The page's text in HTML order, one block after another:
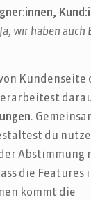
Ja, wir haben
Kundenseite
.
du
Abstimmung
die Features
kommt die